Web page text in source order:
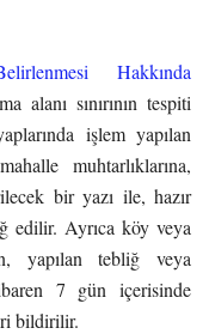
Hakkında
alanı sınırının tespiti
işlem yapılan
muhtarlıklarına,
bir yazı ile, hazır
edilir. Ayrıca köy veya
yapılan tebliğ veya
7 gün içerisinde
bildirilir.